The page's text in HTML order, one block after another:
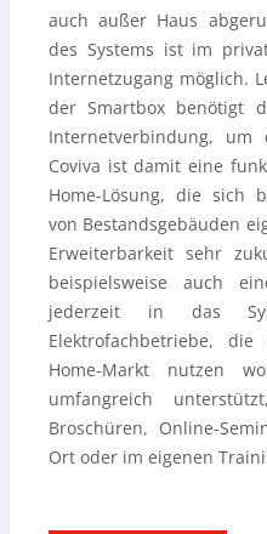
auch außer Haus
des Systems ist im
Internetzugang möglich.
der Smartbox benötigt
Internetverbindung,
Coviva ist damit eine
Home-Lösung, die sich
von Bestandsgebäuden
Erweiterbarkeit sehr
beispielsweise auch
jederzeit in das
Elektrofachbetriebe,
Home-Markt nutzen
umfangreich
Broschüren, Online-
Ort oder im eigenen